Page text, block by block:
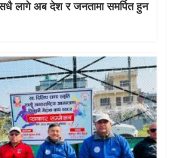
लागे अब देश र जनतामा समर्पित हुन